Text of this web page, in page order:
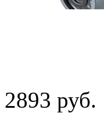
2893 руб.